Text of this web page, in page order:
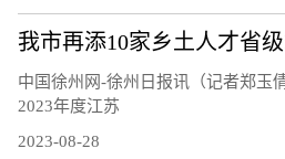
我市再添10家乡土人才省
中国徐州网-徐州日报讯（记者郑玉
2023年度江苏
2023-08-28